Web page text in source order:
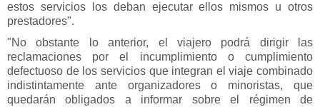
estos servicios los deban ejecutar ellos mismos u otros
prestadores".
"No obstante lo anterior, el viajero podrá dirigir las
reclamaciones por el incumplimiento o cumplimiento
defectuoso de los servicios que integran el viaje combinado
indistintamente ante organizadores o minoristas, que
quedarán obligados a informar sobre el régimen de